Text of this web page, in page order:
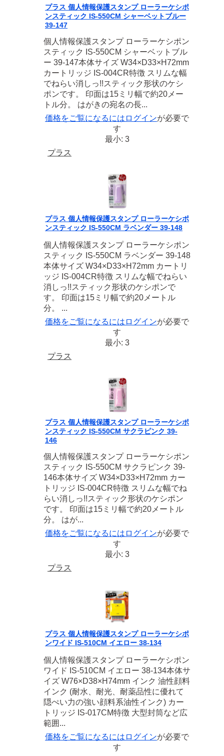
プラス 個人情報保護スタンプ ローラーケシポ
ンスティック IS-550CM シャーベットブルー
39-147
個人情報保護スタンプ ローラーケシポン
スティック IS-550CM シャーベットブル
ー 39-147本体サイズ W34×D33×H72mm
カートリッジ IS-004CR特徴 スリムな幅
でねらい消しっ!!スティック形状のケシ
ポンです。 印面は15ミリ幅で約20メー
トル分。 はがきの宛名の長...
価格をご覧になるには ログインが必要で
す
最小: 3
プラス
プラス 個人情報保護スタンプ ローラーケシポ
ンスティック IS-550CM ラベンダー 39-148
個人情報保護スタンプ ローラーケシポン
スティック IS-550CM ラベンダー 39-148
本体サイズ W34×D33×H72mm カートリ
ッジ IS-004CR特徴 スリムな幅でねらい
消しっ!!スティック形状のケシポンで
す。 印面は15ミリ幅で約20メートル
分。 ...
価格をご覧になるには ログインが必要で
す
最小: 3
プラス
プラス 個人情報保護スタンプ ローラーケシポ
ンスティック IS-550CM サクラピンク 39-
146
個人情報保護スタンプ ローラーケシポン
スティック IS-550CM サクラピンク 39-
146本体サイズ W34×D33×H72mm カー
トリッジ IS-004CR特徴 スリムな幅でね
らい消しっ!!スティック形状のケシポン
です。 印面は15ミリ幅で約20メートル
分。 はが...
価格をご覧になるには ログインが必要で
す
最小: 3
プラス
プラス 個人情報保護スタンプ ローラーケシポ
ンワイド IS-510CM イエロー 38-134
個人情報保護スタンプ ローラーケシポン
ワイド IS-510CM イエロー 38-134本体サ
イズ W76×D38×H74mm インク 油性顔料
インク (耐水、耐光、耐薬品性に優れて
隠ぺい力の強い顔料系油性インク) カー
トリッジ IS-017CM特徴 大型封筒など広
範囲...
価格をご覧になるには ログインが必要で
す